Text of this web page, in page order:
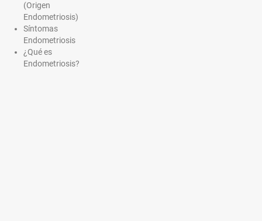
(Origen
Endometriosis)
Síntomas
Endometriosis
¿Qué es
Endometriosis?